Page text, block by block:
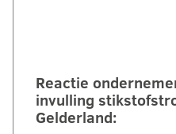
Reactie
invulling
Gelderland: